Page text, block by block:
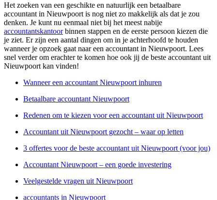
Het zoeken van een geschikte en natuurlijk een betaalbare
accountant in Nieuwpoort is nog niet zo makkelijk als dat je zou
denken. Je kunt nu eenmaal niet bij het meest nabije
accountantskantoorbinnen stappen en de eerste persoon kiezen die
je ziet. Er zijn een aantal dingen om in je achterhoofd te houden
wanneer je opzoek gaat naar een accountant in Nieuwpoort. Lees
snel verder om erachter te komen hoe ook jij de beste accountant uit
Nieuwpoort kan vinden!
Wanneer een accountant Nieuwpoort inhuren
Betaalbare accountant Nieuwpoort
Redenen om te kiezen voor een accountant uit Nieuwpoort
Accountant uit Nieuwpoort gezocht – waar op letten
3 offertes voor de beste accountant uit Nieuwpoort (voor jou)
Accountant Nieuwpoort – een goede investering
Veelgestelde vragen uit Nieuwpoort
accountants in Nieuwpoort